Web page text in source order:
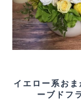
イエロー系お
ーブドフ